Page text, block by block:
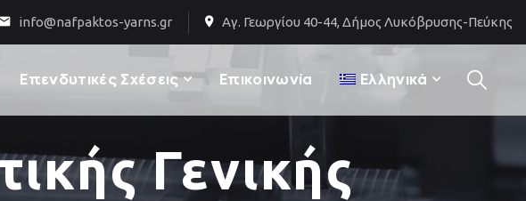
info@nafpaktos-yarns.gr Αγ. Γεωργίου 40-44, Δήμος Λυκόβρυσης-Πεύκης
Επενδυτικές Σχέσεις Επικοινωνία Ελληνικά
Γενικής